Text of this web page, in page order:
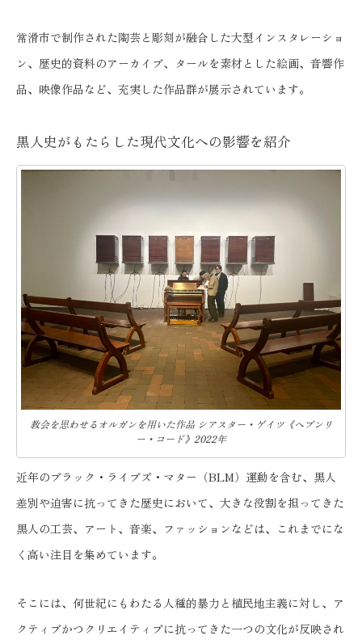
常滑市で制作された陶芸と彫刻が融合した大型インスタレーショ
ン、歴史的資料のアーカイブ、タールを素材とした絵画、音響作
品、映像作品など、充実した作品群が展示されています。
黒人史がもたらした現代文化への影響を紹介
教会を思わせるオルガンを用いた作品 シアスター・ゲイツ《へブンリ
ー・コード》2022年
近年のブラック・ライブズ・マター（BLM）運動を含む、黒人
差別や迫害に抗ってきた歴史において、大きな役割を担ってきた
黒人の工芸、アート、音楽、ファッションなどは、これまでにな
く高い注目を集めています。
そこには、何世紀にもわたる人種的暴力と植民地主義に対し、ア
クティブかつクリエイティブに抗ってきた一つの文化が反映され